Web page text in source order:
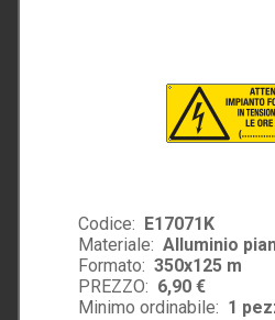
Codice:
E17071K
Materiale: Alluminio
Formato: 350x125 m
PREZZO: 6,90 €
Minimo ordinabile: 1